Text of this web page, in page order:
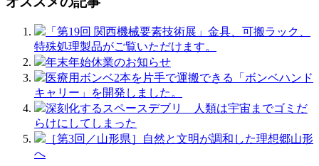
「第19回 関西機械要素技術展」金具、可搬ラック、
特殊処理製品がご覧いただけます。
年末年始休業のお知らせ
医療用ボンベ2本を片手で運搬できる「ボンベハンド
キャリー」を開発しました。
深刻化するスペースデブリ 人類は宇宙までゴミだ
らけにしてしまった
［第3回／山形県］自然と文明が調和した理想郷山形
へ